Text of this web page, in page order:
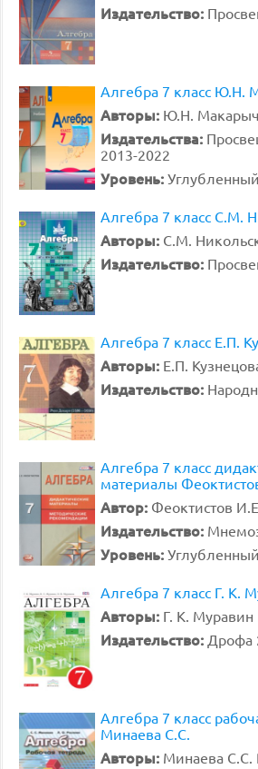
Издательство:
Алгебра 7 класс Ю.Н.
Авторы: Ю.Н.
Издательства:
2013-2022
Уровень:
Алгебра 7 класс С.М.
Авторы: С.М.
Издательство:
Алгебра 7 класс Е.П.
Авторы: Е.П.
Издательство:
Алгебра 7 класс
материалы
Автор: Феоктистов И.Е.
Издательство:
Уровень:
Алгебра 7 класс Г. К.
Авторы: Г. К.
Издательство: Дрофа
Алгебра 7 класс
Минаева С.С.
Авторы: Минаева С.С.